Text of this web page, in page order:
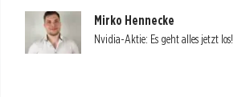
Mirko Hennecke
Nvidia-Aktie: Es geht alles jetzt los!